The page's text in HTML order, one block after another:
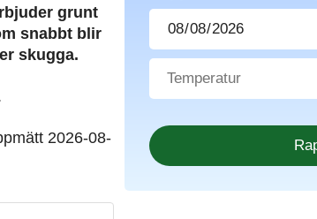
grunt
snabbt blir
skugga.
2026-08-